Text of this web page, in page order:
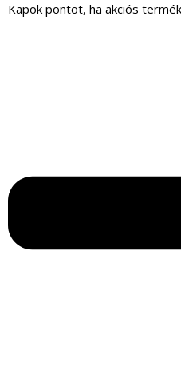
Kapok pontot, ha akciós